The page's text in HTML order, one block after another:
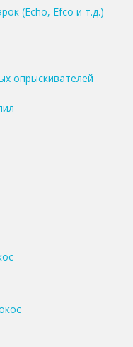
(Echo, Efco и т.д.)
опрыскивателей